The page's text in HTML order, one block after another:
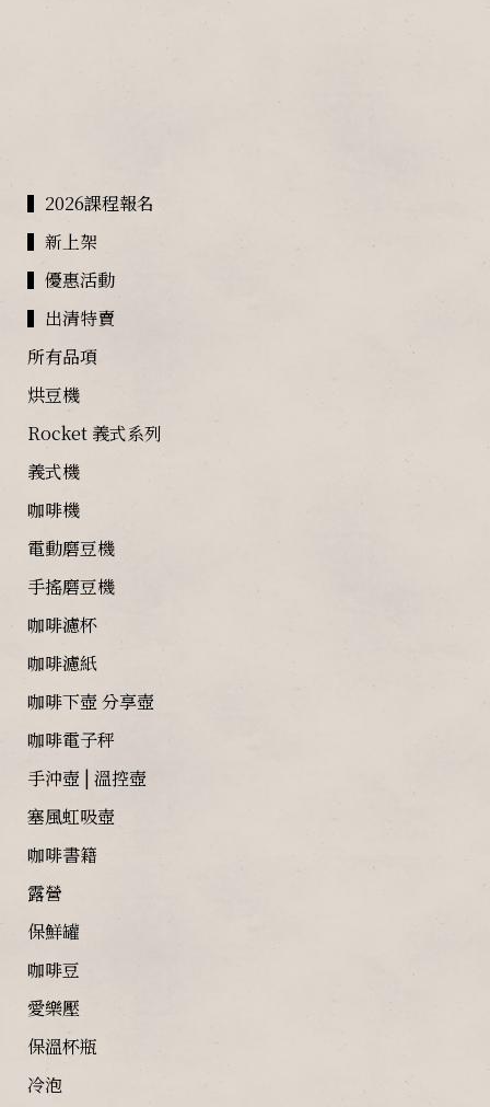
▍2026課程報名
▍新上架
▍優惠活動
▍出清特賣
所有品項
烘豆機
Rocket 義式系列
義式機
咖啡機
電動磨豆機
手搖磨豆機
咖啡濾杯
咖啡濾紙
咖啡下壺 分享壺
咖啡電子秤
手沖壺 | 溫控壺
塞風虹吸壺
咖啡書籍
露營
保鮮罐
咖啡豆
愛樂壓
保溫杯瓶
冷泡